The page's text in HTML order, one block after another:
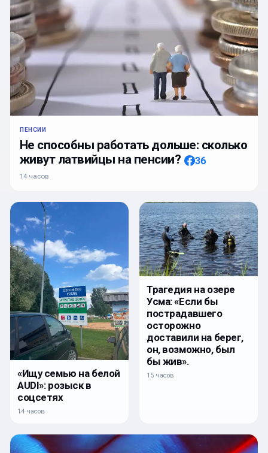
ПЕНСИИ
Не способны работать дольше: сколько
живут латвийцы на пенсии?
36
14 часов
«Ищу семью на белой
AUDI»: розыск в
соцсетях
14 часов
Трагедия на озере
Усма: «Если бы
пострадавшего
осторожно
доставили на берег,
он, возможно, был
бы жив».
15 часов